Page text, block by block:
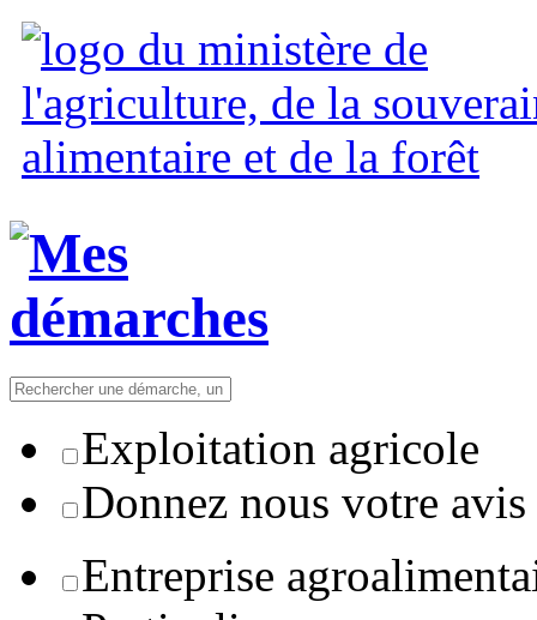
Exploitation agricole
Donnez nous votre avis
Entreprise